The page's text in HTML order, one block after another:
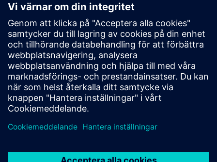
Exklusiv utbildningsförfrågan
Vänligen fyll i förfrågningsformuläret nedan om du behöver en
offert för en exklusiv utbildningskurs antingen på plats, virtuellt
eller vid vårt SITRAIN utbildningscenter. Denna typ av förfrågan
passar för större grupper (6 och uppåt). Efter att du har angett
dina kontaktuppgifter och dina utbildningskrav, kommer du att
få en offert från oss.
Begär exklusiv offert